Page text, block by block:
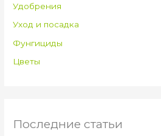
Удобрения
Уход и посадка
Фунгициды
Цветы
Последние статьи